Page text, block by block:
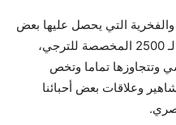
والفخرية التي يحصل عليها بعض
التونسيين، والتذاكر العادية بخلاف الـ 2500 المخصصة للترجي،
وتتجاوزها تماما وتخص
وعلاقات بعض أحبائنا